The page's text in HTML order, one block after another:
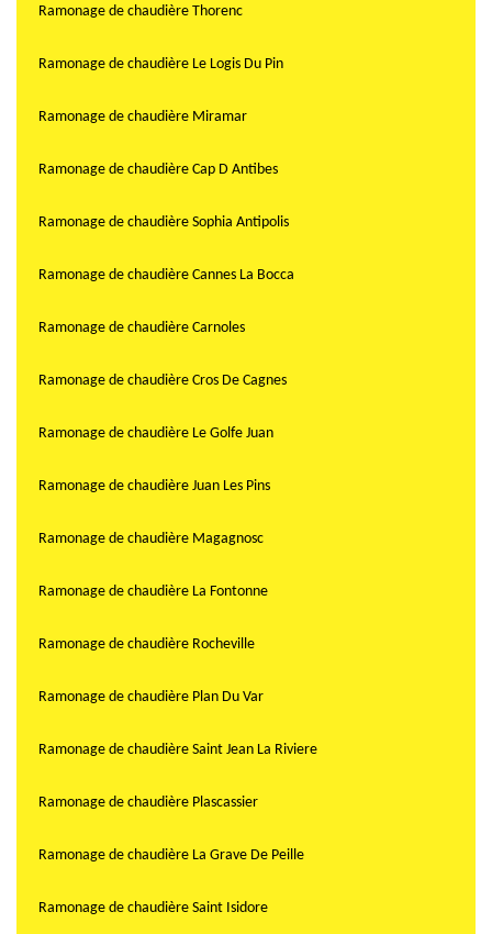
Ramonage de chaudière Thorenc
Ramonage de chaudière Le Logis Du Pin
Ramonage de chaudière Miramar
Ramonage de chaudière Cap D Antibes
Ramonage de chaudière Sophia Antipolis
Ramonage de chaudière Cannes La Bocca
Ramonage de chaudière Carnoles
Ramonage de chaudière Cros De Cagnes
Ramonage de chaudière Le Golfe Juan
Ramonage de chaudière Juan Les Pins
Ramonage de chaudière Magagnosc
Ramonage de chaudière La Fontonne
Ramonage de chaudière Rocheville
Ramonage de chaudière Plan Du Var
Ramonage de chaudière Saint Jean La Riviere
Ramonage de chaudière Plascassier
Ramonage de chaudière La Grave De Peille
Ramonage de chaudière Saint Isidore